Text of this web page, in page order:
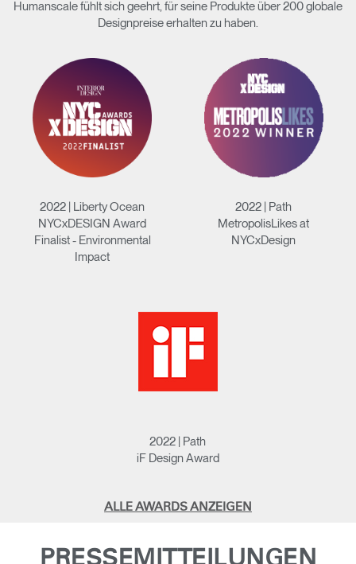
ANMELDEN
SIGN IN WITH SSO
Passwort vergessen
Deutschland
Region
EINGEBEN
Humanscale fühlt sich geehrt, für seine Produkte über 200 globale
Designpreise erhalten zu haben.
2022 | Liberty Ocean
NYCxDESIGN Award
Finalist - Environmental
Impact
2022 | Path
MetropolisLikes at
NYCxDesign
2022 | Path
iF Design Award
ALLE AWARDS ANZEIGEN